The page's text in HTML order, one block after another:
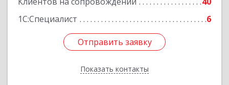
1С:Специалист
6
Отправить заявку
Показать контакты
Отправить заявку
Назад